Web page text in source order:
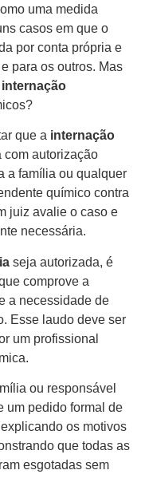
uma medida
casos em que o
por conta própria e
para os outros. Mas
internação
que a internação
com autorização
a família ou qualquer
químico contra
juiz avalie o caso e
necessária.
seja autorizada, é
comprove a
a necessidade de
Esse laudo deve ser
um profissional
ou responsável
um pedido formal de
os motivos
que todas as
esgotadas sem